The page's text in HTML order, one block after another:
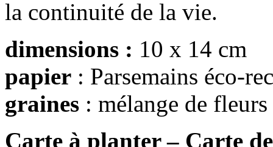
la continuité de la vie.
dimensions : 10 x 14 cm
papier : Parsemains éco-
graines : mélange de
Carte à planter – Carte